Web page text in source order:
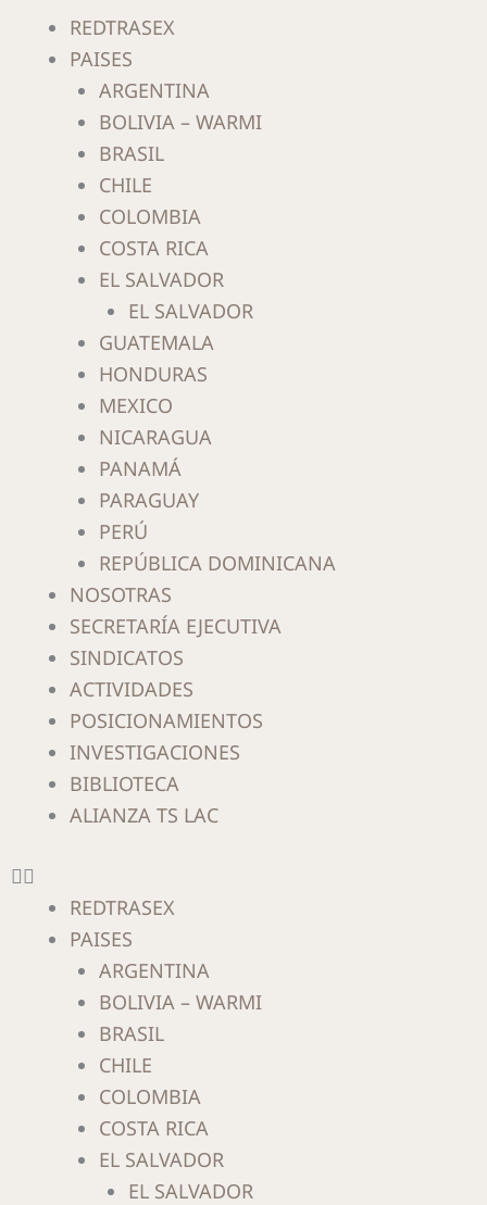
REDTRASEX
PAISES
ARGENTINA
BOLIVIA – WARMI
BRASIL
CHILE
COLOMBIA
COSTA RICA
EL SALVADOR
EL SALVADOR
GUATEMALA
HONDURAS
MEXICO
NICARAGUA
PANAMÁ
PARAGUAY
PERÚ
REPÚBLICA DOMINICANA
NOSOTRAS
SECRETARÍA EJECUTIVA
SINDICATOS
ACTIVIDADES
POSICIONAMIENTOS
INVESTIGACIONES
BIBLIOTECA
ALIANZA TS LAC
REDTRASEX
PAISES
ARGENTINA
BOLIVIA – WARMI
BRASIL
CHILE
COLOMBIA
COSTA RICA
EL SALVADOR
EL SALVADOR